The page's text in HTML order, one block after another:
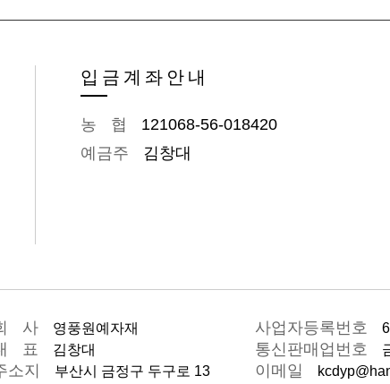
입금계좌안내
농협 121068-56-018420
예금주 김창대
사 영풍원예자재
표 김창대
소지 부산시 금정구 두구로 13
사업자등록번 호
통신판매업번 호
이메 일